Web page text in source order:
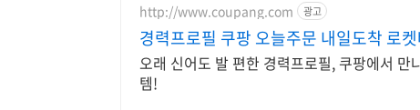
http://www.coupang.com 광고
경력프로필 쿠팡 오늘주문 내일도착 로
오래 신어도 발 편한 경력프로필, 쿠팡에서
템!